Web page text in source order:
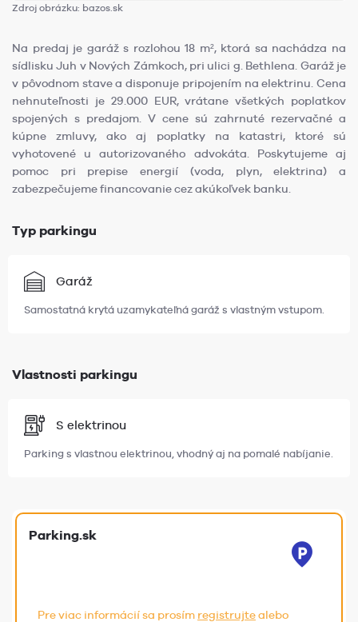
Zdroj obrázku: bazos.sk
Na predaj je garáž s rozlohou 18 m², ktorá sa nachádza na
sídlisku Juh v Nových Zámkoch, pri ulici g. Bethlena. Garáž je
v pôvodnom stave a disponuje pripojením na elektrinu. Cena
nehnuteľnosti je 29.000 EUR, vrátane všetkých poplatkov
spojených s predajom. V cene sú zahrnuté rezervačné a
kúpne zmluvy, ako aj poplatky na katastri, ktoré sú
vyhotovené u autorizovaného advokáta. Poskytujeme aj
pomoc pri prepise energií (voda, plyn, elektrina) a
zabezpečujeme financovanie cez akúkoľvek banku.
Typ parkingu
Garáž
Samostatná krytá uzamykateľná garáž s vlastným vstupom.
Vlastnosti parkingu
S elektrinou
Parking s vlastnou elektrinou, vhodný aj na pomalé nabíjanie.
Parking.sk
Pre viac informácií sa prosím registrujtealebo